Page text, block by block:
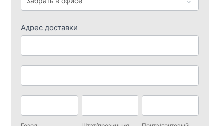
Адрес доставки
доставки
доставки
провинция
почтовый